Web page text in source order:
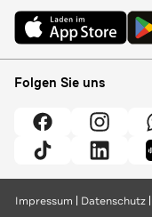
Folgen Sie uns
Impressum Datenschutz